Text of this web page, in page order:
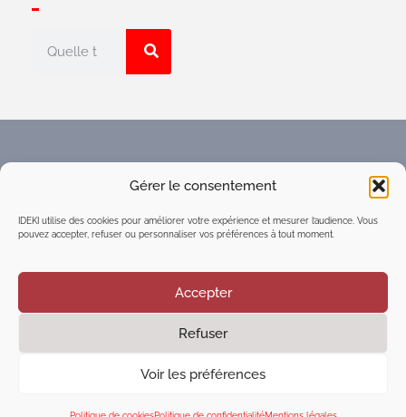
Gérer le consentement
IDEKI utilise des cookies pour améliorer votre expérience et mesurer l’audience. Vous
pouvez accepter, refuser ou personnaliser vos préférences à tout moment.
Accepter
Refuser
Voir les préférences
numérique d'intelligence
collective du réseau IDEKI
©2021Executive Marketing & Communication| Tous